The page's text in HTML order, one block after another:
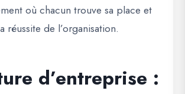
où chacun trouve sa place et
réussite de l’organisation.
d’entreprise :